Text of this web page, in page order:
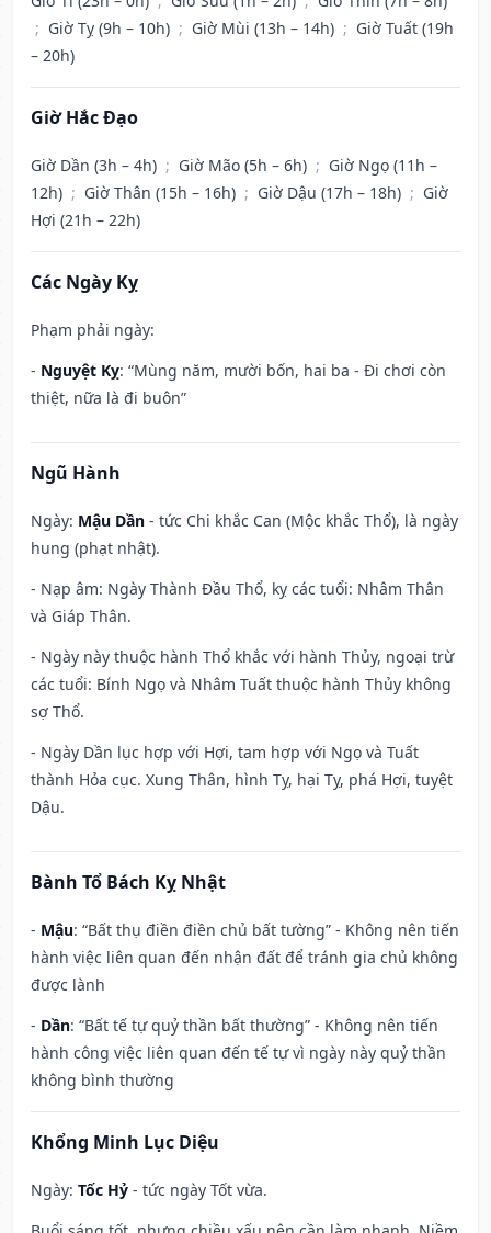
; Giờ Tỵ (9h – 10h) ; Giờ Mùi (13h – 14h) ; Giờ Tuất (19h
– 20h)
Giờ Hắc Đạo
Giờ Dần (3h – 4h) ; Giờ Mão (5h – 6h) ; Giờ Ngọ (11h –
12h) ; Giờ Thân (15h – 16h) ; Giờ Dậu (17h – 18h) ; Giờ
Hợi (21h – 22h)
Các Ngày Kỵ
Phạm phải ngày:
- Nguyệt Kỵ: “Mùng năm, mười bốn, hai ba - Đi chơi còn
thiệt, nữa là đi buôn”
Ngũ Hành
Ngày: Mậu Dần - tức Chi khắc Can (Mộc khắc Thổ), là ngày
hung (phạt nhật).
- Nạp âm: Ngày Thành Đầu Thổ, kỵ các tuổi: Nhâm Thân
và Giáp Thân.
- Ngày này thuộc hành Thổ khắc với hành Thủy, ngoại trừ
các tuổi: Bính Ngọ và Nhâm Tuất thuộc hành Thủy không
sợ Thổ.
- Ngày Dần lục hợp với Hợi, tam hợp với Ngọ và Tuất
thành Hỏa cục. Xung Thân, hình Tỵ, hại Tỵ, phá Hợi, tuyệt
Dậu.
Bành Tổ Bách Kỵ Nhật
- Mậu: “Bất thụ điền điền chủ bất tường” - Không nên tiến
hành việc liên quan đến nhận đất để tránh gia chủ không
được lành
- Dần: “Bất tế tự quỷ thần bất thường” - Không nên tiến
hành công việc liên quan đến tế tự vì ngày này quỷ thần
không bình thường
Khổng Minh Lục Diệu
Ngày: Tốc Hỷ - tức ngày Tốt vừa.